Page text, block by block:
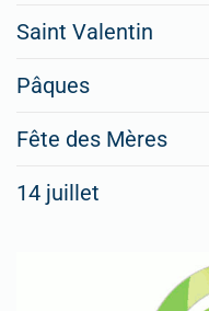
Saint Valentin
Pâques
Fête des Mères
14 juillet